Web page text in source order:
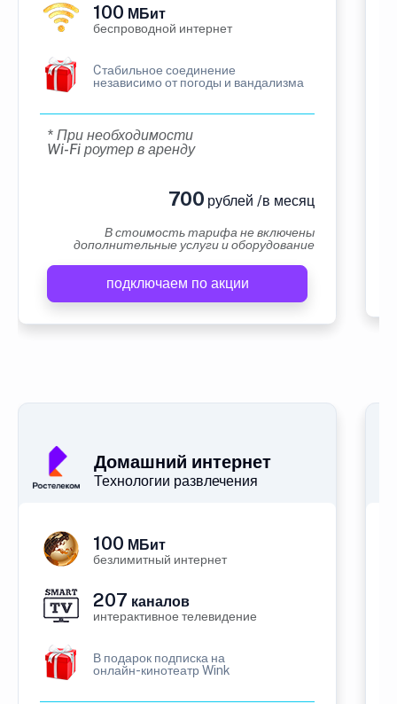
100 МБит
беспроводной интернет
Cтабильное соединение
независимо от погоды и вандализма
* При необходимости
Wi-Fi роутер в аренду
700 рублей /в месяц
В стоимость тарифа не включены
дополнительные услуги и оборудование
подключаем по акции
Домашний интернет
Технологии развлечения
100 МБит
безлимитный интернет
207 каналов
интерактивное телевидение
В подарок подписка на
онлайн-кинотеатр Wink